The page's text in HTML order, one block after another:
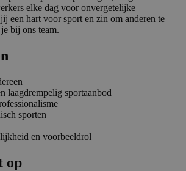
elke dag voor onvergetelijke
een hart voor sport en zin om anderen te
bij ons team.
laagdrempelig sportaanbod
sporten
en voorbeeldrol
op